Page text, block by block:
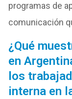
programas de
comunicación
¿Qué
en
los
interna en